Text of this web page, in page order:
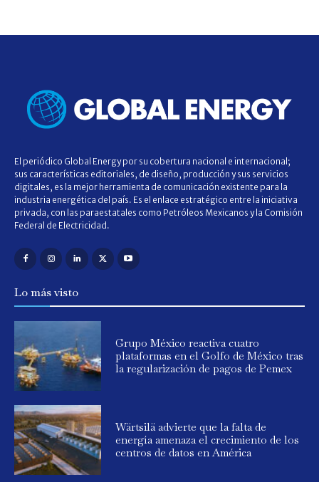
El periódico Global Energy por su cobertura nacional e internacional;
sus características editoriales, de diseño, producción y sus servicios
digitales, es la mejor herramienta de comunicación existente para la
industria energética del país. Es el enlace estratégico entre la iniciativa
privada, con las paraestatales como Petróleos Mexicanos y la Comisión
Federal de Electricidad.
Lo más visto
Grupo México reactiva cuatro
plataformas en el Golfo de México tras
la regularización de pagos de Pemex
Wärtsilä advierte que la falta de
energía amenaza el crecimiento de los
centros de datos en América